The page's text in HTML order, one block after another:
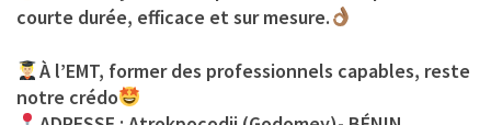
courte durée, efficace et sur mesure.
À l’EMT, former des professionnels capables, reste
notre crédo